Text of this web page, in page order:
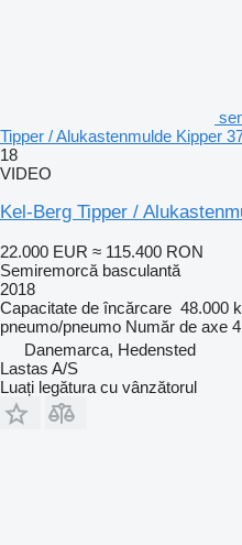
Tipper / Alukastenmulde Kipper
18
VIDEO
Kel-Berg Tipper /
22.000 EUR ≈ 115.400 RON
Semiremorcă basculantă
2018
Capacitate de încărcare 48.000
pneumo/pneumo Număr de axe 4
Danemarca, Hedensted
Lastas A/S
Luați legătura cu vânzătorul